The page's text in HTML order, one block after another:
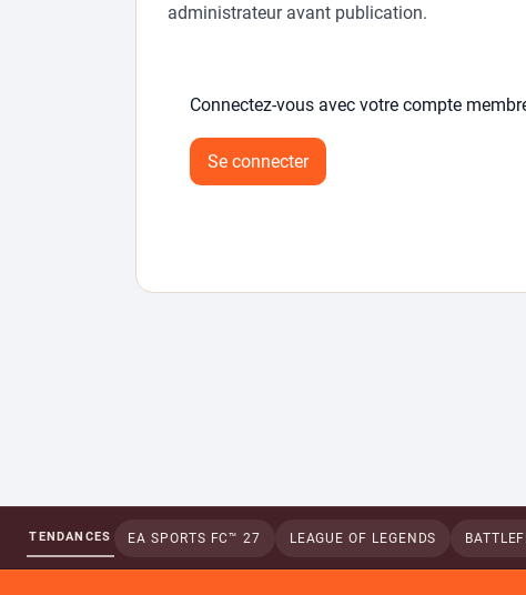
administrateur avant publication.
Connectez-vous avec votre compte
Se connecter
TENDANCES EA SPORTS FC™ 27 LEAGUE OF LEGENDS